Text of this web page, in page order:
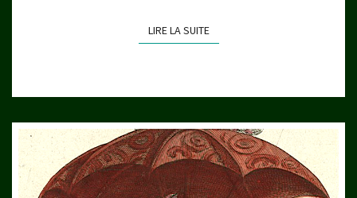
LIRE LA SUITELIRE LA SUITE